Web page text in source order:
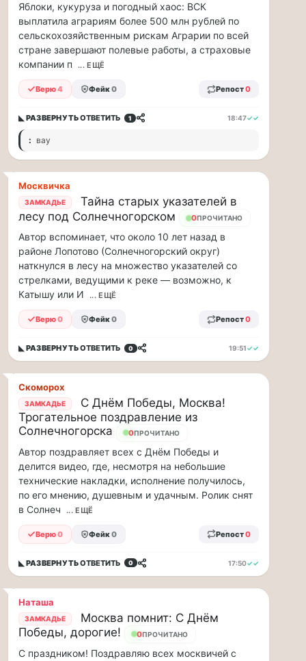
ООО
ПТК
«Союз-
Полимер»
88
рублей
в
рамках
страхов...
1
августа
в
московском
парке
«Сокольники»
откроется
«Капибара…
1
августа
московском
парке
«Сокольники»
откроется
«Капибара
кафе».
Это
уютное
место
рядом
с
популярной
площадкой
«Гайд
Здесь
время
всей
семьей
и
Яблоки, кукуруза и погодный хаос: ВСК
выплатила аграриям более 500 млн рублей по
сельскохозяйственным рискам Аграрии по всей
стране завершают полевые работы, а страховые
компании п
... ЕЩЁ
Верю4 Фейк0 Репост0
◣ РАЗВЕРНУТЬОТВЕТИТЬ 1 18:47✓✓
: вау
Москвичка
ЗАМКАДЬЕ
Тайна старых указателей в
лесу под Солнечногорском
0ПРОЧИТАНО
Автор вспоминает, что около 10 лет назад в
районе Лопотово (Солнечногорский округ)
наткнулся в лесу на множество указателей со
стрелками, ведущими к реке — возможно, к
Катышу или И
... ЕЩЁ
Верю0 Фейк0 Репост0
◣ РАЗВЕРНУТЬОТВЕТИТЬ 0 19:51✓✓
Скоморох
ЗАМКАДЬЕ
С Днём Победы, Москва!
Трогательное поздравление из
Солнечногорска
0ПРОЧИТАНО
Автор поздравляет всех с Днём Победы и
делится видео, где, несмотря на небольшие
технические накладки, исполнение получилось,
по его мнению, душевным и удачным. Ролик снят
в Солнеч
... ЕЩЁ
Верю0 Фейк0 Репост0
◣ РАЗВЕРНУТЬОТВЕТИТЬ 0 17:50✓✓
Наташа
ЗАМКАДЬЕ
Москва помнит: С Днём
Победы, дорогие!
0ПРОЧИТАНО
С праздником! Поздравляю всех москвичей с